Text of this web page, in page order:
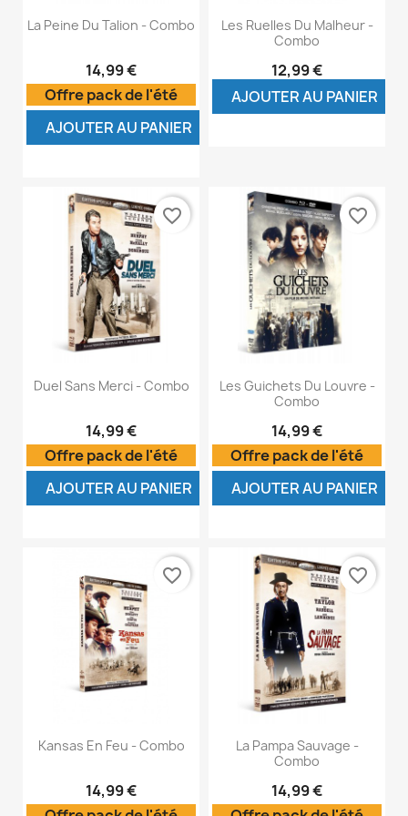
La Peine Du Talion - Combo
14,99 €
Offre pack de l'été
AJOUTER AU PANIER
Les Ruelles Du Malheur -
Combo
12,99 €
AJOUTER AU PANIER
Duel Sans Merci - Combo
14,99 €
Offre pack de l'été
AJOUTER AU PANIER
favorite_border
Les Guichets Du Louvre -
Combo
14,99 €
Offre pack de l'été
AJOUTER AU PANIER
favorite_border
Kansas En Feu - Combo
14,99 €
favorite_border
La Pampa Sauvage -
Combo
14,99 €
favorite_border